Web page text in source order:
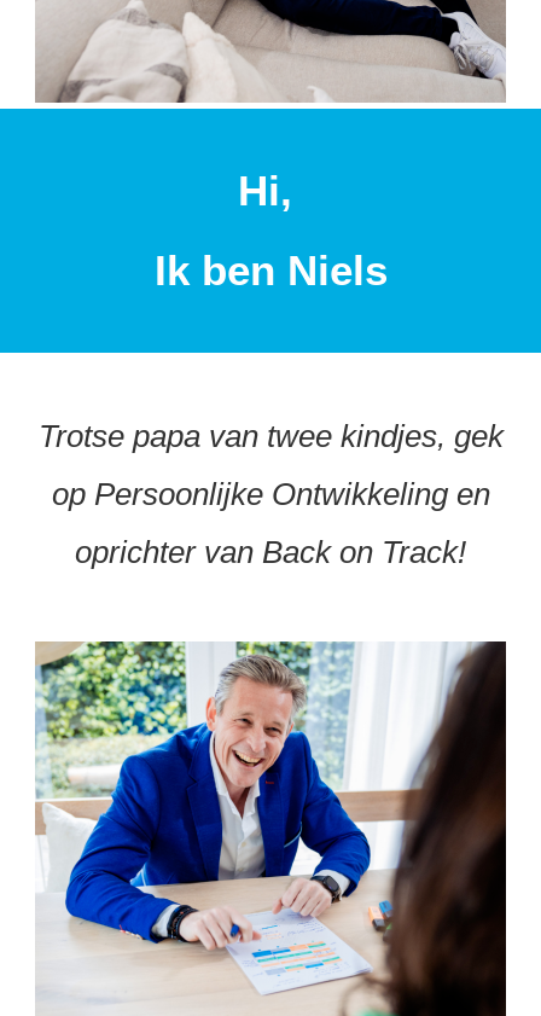
Hi,
Ik ben Niels
Trotse papa van twee kindjes, gek
op Persoonlijke Ontwikkeling en
oprichter van Back on Track!